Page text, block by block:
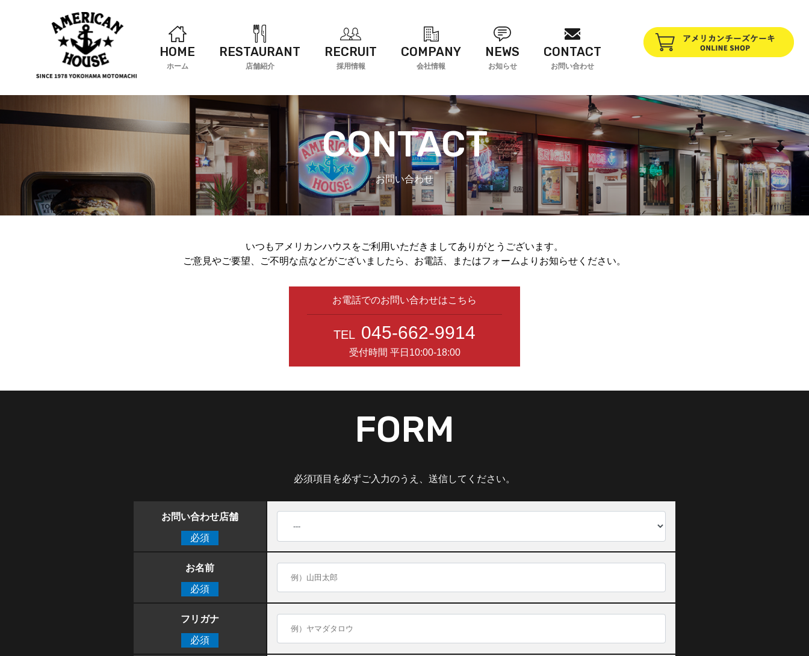
HOME
ホーム
RESTAURANT
店舗紹介
RECRUIT
採用情報
COMPANY
会社情報
NEWS
お知らせ
CONTACT
お問い合わせ
CONTACT
お問い合わせ
いつもアメリカンハウスをご利用いただきましてありがとうございます。
ご意見やご要望、ご不明な点などがございましたら、お電話、またはフォームよりお知らせください。
お電話でのお問い合わせはこちら
TEL 045-662-9914
受付時間 平日10:00-18:00
FORM
必須項目を必ずご入力のうえ、送信してください。
お問い合わせ店舗
必須
お名前
必須
フリガナ
必須